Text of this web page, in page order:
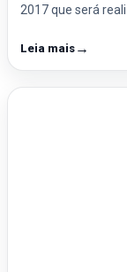
2017 que será
Leia mais →